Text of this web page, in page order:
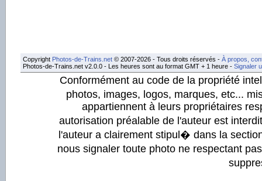
Copyright Photos-de-Trains.net © 2007-2026 - Tous droits réservés - À propos,
Photos-de-Trains.net v2.0.0 - Les heures sont au format GMT + 1 heure - Signaler
Conformément au code de la propriété
photos, images, logos, marques, etc...
appartiennent à leurs propriétaires
autorisation préalable de l'auteur est
l'auteur a clairement stipul� dans la
nous signaler toute photo ne respectant